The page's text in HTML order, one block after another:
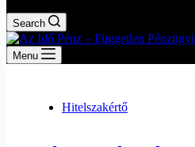
Search
Menu
Hitelszakértő